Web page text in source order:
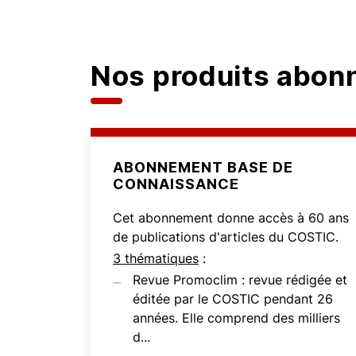
Nos produits
ABONNEMENT BASE DE
CONNAISSANCE
Cet abonnement donne accès à 60 ans
de publications d'articles du COSTIC.
3 thématiques :
Revue Promoclim : revue rédigée et
éditée par le COSTIC pendant 26
années. Elle comprend des milliers
d...